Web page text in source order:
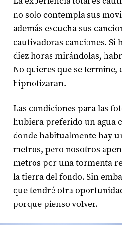
no solo contempla sus
además escucha sus
cautivadoras canciones. Si
diez horas mirándolas,
No quieres que se termine,
hipnotizaran.
Las condiciones para las
hubiera preferido un agua
donde habitualmente hay
metros, pero nosotros
metros por una tormenta
la tierra del fondo. Sin
que tendré otra
porque pienso volver.